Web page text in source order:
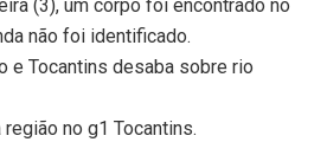
(3), um corpo foi encontrado no
não foi identificado.
e Tocantins desaba sobre rio
no g1 Tocantins.